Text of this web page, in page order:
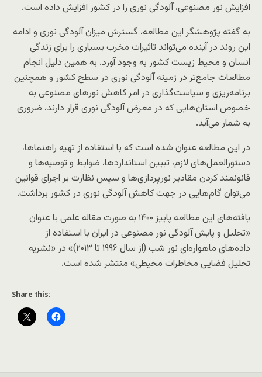
افزایش نور مصنوعی، آلودگی نوری را در کشور افزایش داده است.
به گفته پژوهشگر این مطالعه، گسترش میزان آلودگی نوری و ادامه
این روند در آینده می‌تواند تاثیرات مخرب بسیاری را برای زندگی
انسان و محیط زیست کشور به وجود آورد. به همین دلیل انجام
مطالعات جامع‌تر در زمینه آلودگی نوری در سطح کشور و همچنین
برنامه‌ریزی و سیاست‌گذاری در امر کاهش نورهای مصنوعی به
خصوص استان‌هایی که در معرض آلودگی نوری قرار دارند، ضروری
به شمار می‌آید.
در این مطالعه عنوان شده است که با استفاده از تهیه راهنماها،
دستورالعمل‌های لازم، تبیین استانداردها، ضوابط و توصیه‌ها و
قانونمند کردن مقادیر نورپردازی‌ها و سپس نظارت بر اجرای قوانین
می‌توان گام‌هایی در جهت کاهش آلودگی نوری در کشور برداشت.
یافته‌های این مطالعه پاییز ۱۴۰۰ به صورت مقاله علمی با عنوان
«تحلیل و پایش آلودگی نور مصنوعی در ایران با استفاده از
داده‌های ماهواره‌ای نور شب (از سال ۱۹۹۶ تا ۲۰۱۳)» در «نشریه
تحلیل فضایی مخاطرات محیطی» منتشر شده است.
Share this: